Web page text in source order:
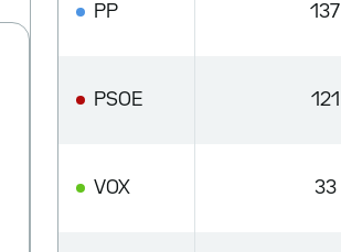
PP 137
PSOE 121
VOX 33